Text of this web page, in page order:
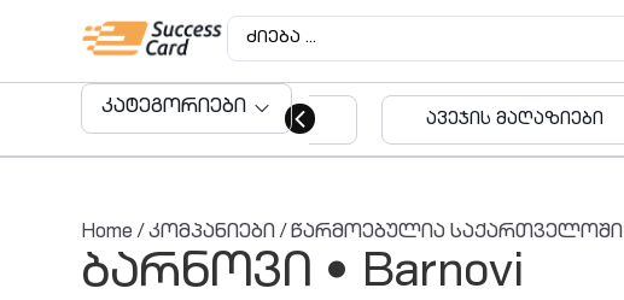
კატეგორიები
ავეჯის მაღაზიები
აუდიტორული
Home /კომპანიები /წარმოებულია საქართველოში
ბარნოვი • Barnovi